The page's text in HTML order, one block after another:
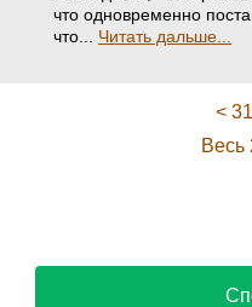
что одновременно
что... Читать дальше...
<
Весь